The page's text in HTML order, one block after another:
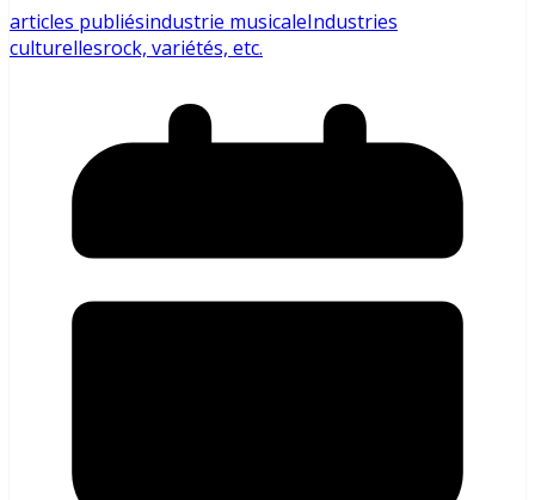
articles publiésindustrie musicaleIndustries
culturellesrock, variétés, etc.